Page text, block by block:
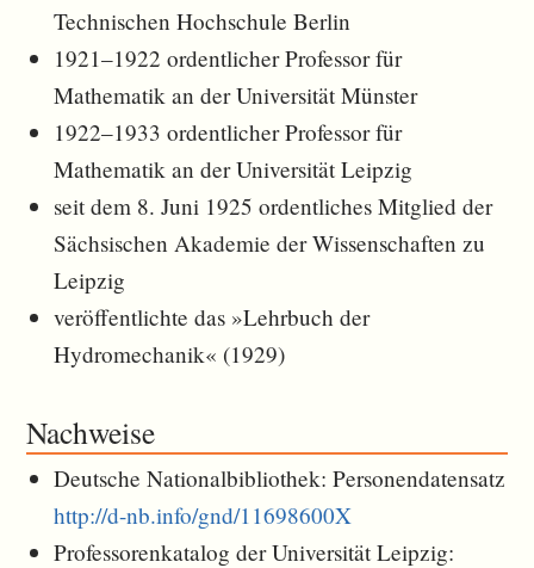
Technischen Hochschule Berlin
1921–1922 ordentlicher Professor für
Mathematik an der Universität Münster
1922–1933 ordentlicher Professor für
Mathematik an der Universität Leipzig
seit dem 8. Juni 1925 ordentliches Mitglied der
Sächsischen Akademie der Wissenschaften zu
Leipzig
veröffentlichte das »Lehrbuch der
Hydromechanik« (1929)
Nachweise
Deutsche Nationalbibliothek: Personendatensatz
http://d-nb.info/gnd/11698600X
Professorenkatalog der Universität Leipzig: